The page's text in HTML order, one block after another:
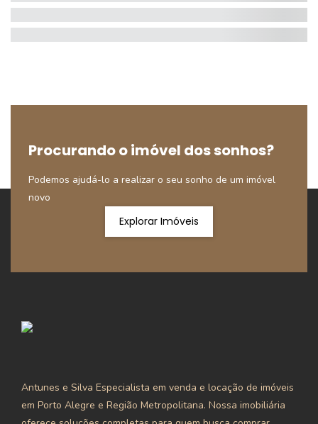
Procurando o imóvel dos sonhos?
Podemos ajudá-lo a realizar o seu sonho de um imóvel
novo
Explorar Imóveis
Antunes e Silva Especialista em venda e locação de imóveis
em Porto Alegre e Região Metropolitana. Nossa imobiliária